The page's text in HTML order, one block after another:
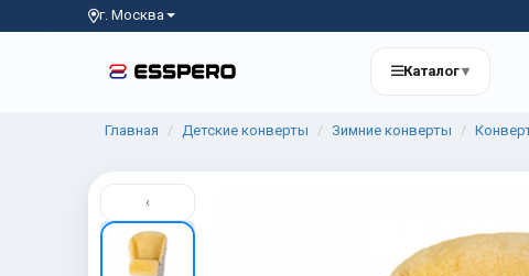
г. Москва
Каталог▾
Главная Детские конверты Зимние конверты
‹